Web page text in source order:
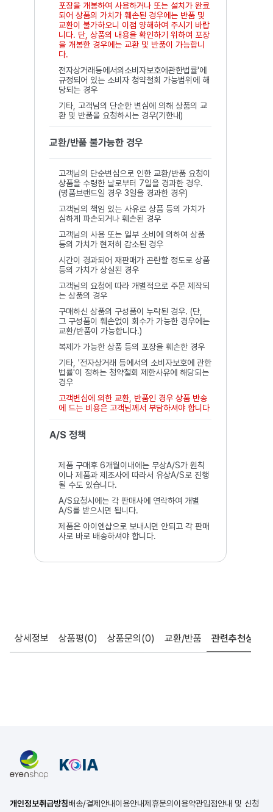
포장을 개봉하여 사용하거나 또는 설치가 완료
되어 상품의 가치가 훼손된 경우에는 반품 및
교환이 불가하오니 이점 양해하여 주시기 바랍
니다. 단, 상품의 내용을 확인하기 위하여 포장
을 개봉한 경우에는 교환 및 반품이 가능합니
다.
전자상거래등에서의소비자보호에관한법률'에
규정되어 있는 소비자 청약철회 가능범위에 해
당되는 경우
기타, 고객님의 단순한 변심에 의해 상품의 교
환 및 반품을 요청하시는 경우(기한내)
교환/반품 불가능한 경우
고객님의 단순변심으로 인한 교환/반품 요청이
상품을 수령한 날로부터 7일을 경과한 경우.
(명품브랜드일 경우 3일을 경과한 경우)
고객님의 책임 있는 사유로 상품 등의 가치가
심하게 파손되거나 훼손된 경우
고객님의 사용 또는 일부 소비에 의하여 상품
등의 가치가 현저히 감소된 경우
시간이 경과되어 재판매가 곤란할 정도로 상품
등의 가치가 상실된 경우
고객님의 요청에 따라 개별적으로 주문 제작되
는 상품의 경우
구매하신 상품의 구성품이 누락된 경우. (단,
그 구성품이 훼손없이 회수가 가능한 경우에는
교환/반품이 가능합니다.)
복제가 가능한 상품 등의 포장을 훼손한 경우
기타, '전자상거래 등에서의 소비자보호에 관한
법률'이 정하는 청약철회 제한사유에 해당되는
경우
고객변심에 의한 교환, 반품인 경우 상품 반송
에 드는 비용은 고객님께서 부담하셔야 합니다
A/S 정책
제품 구매후 6개월이내에는 무상A/S가 원칙
이나 제품과 제조사에 따라서 유상A/S로 진행
될 수도 있습니다.
A/S요청시에는 각 판매사에 연락하여 개별
A/S를 받으시면 됩니다.
제품은 아이엔샵으로 보내시면 안되고 각 판매
사로 바로 배송하셔야 합니다.
상세정보 상품평(0) 상품문의 (0) 교환/반품 관련추천상품
개인정보취급방침배송/결제안내이용안내제휴문의 이용약관입점안내 및 신청